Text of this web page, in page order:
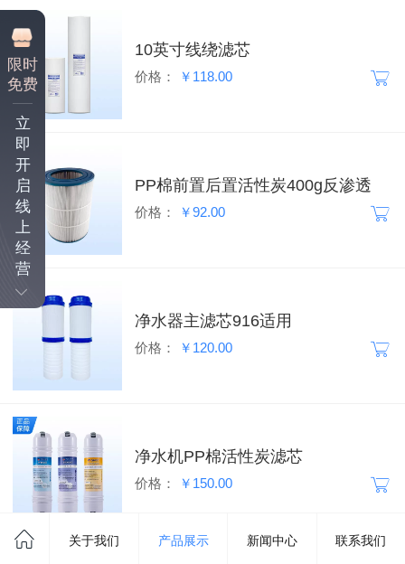
10英寸线绕滤芯
价格： ￥118.00
PP棉前置后置活性炭400g反渗透
价格： ￥92.00
净水器主滤芯916适用
价格： ￥120.00
净水机PP棉活性炭滤芯
价格： ￥150.00
关于我们 产品展示 新闻中心 联系我们
限时
免费
立
即
开
启
线
上
经
营